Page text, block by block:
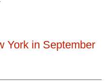
York in September